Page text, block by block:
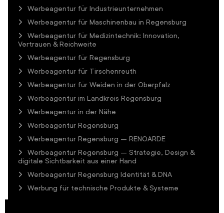
Werbeagentur für Industrieunternehmen
Werbeagentur für Maschinenbau in Regensburg
Werbeagentur für Medizintechnik: Innovation,
Vertrauen & Reichweite
Werbeagentur für Regensburg
Werbeagentur für Tirschenreuth
Werbeagentur für Weiden in der Oberpfalz
Werbeagentur im Landkreis Regensburg
Werbeagentur in der Nähe
Werbeagentur Regensburg
Werbeagentur Regensburg – RENOARDE
Werbeagentur Regensburg – Strategie, Design &
digitale Sichtbarkeit aus einer Hand
Werbeagentur Regensburg Identität & DNA
Werbung für technische Produkte & Systeme